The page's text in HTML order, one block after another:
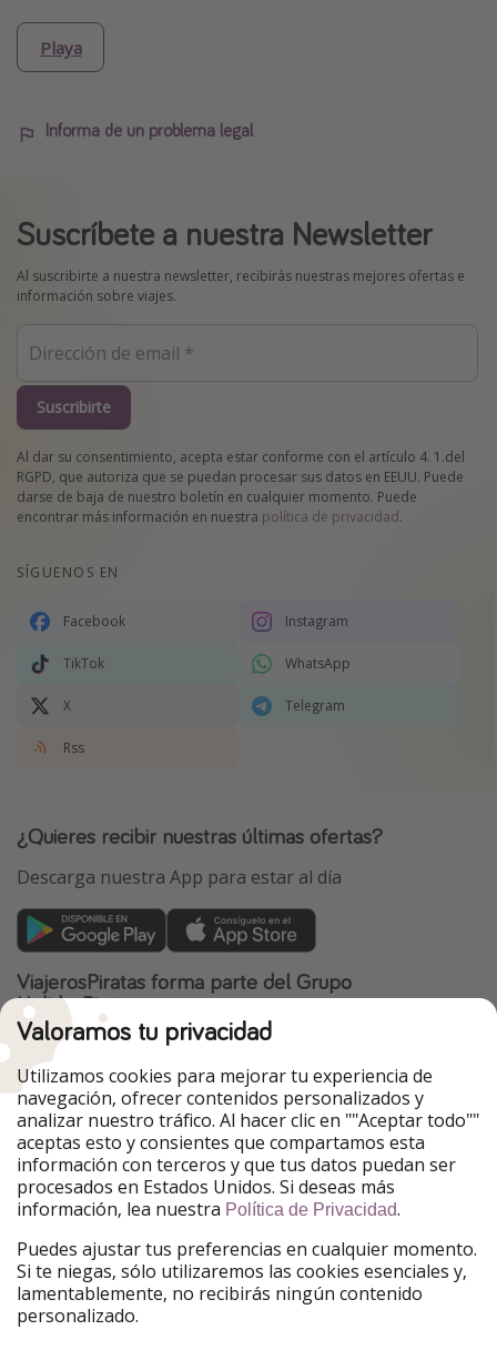
Playa
Informa de un problema legal
Suscríbete a nuestra Newsletter
Al suscribirte a nuestra newsletter, recibirás nuestras mejores ofertas e
información sobre viajes.
Suscribirte
Al dar su consentimiento, acepta estar conforme con el artículo 4. 1.del
RGPD, que autoriza que se puedan procesar sus datos en EEUU. Puede
darse de baja de nuestro boletín en cualquier momento. Puede
encontrar más información en nuestra política de privacidad.
SÍGUENOS EN
Facebook Instagram
TikTok WhatsApp
X Telegram
Rss
¿Quieres recibir nuestras últimas ofertas?
Descarga nuestra App para estar al día
ViajerosPiratas forma parte del Grupo
HolidayPirates
Nuestros mercados
PiratinViaggio
HolidayPirates
VakantiePiraten
WakacyjniPiraci
VoyagesPirates
Ferienpiraten
Urlaubspiraten
Urlaubspiraten
TravelPirates
Nuestro grupo
HolidayPirates Group
Conócenos mejor
Sobre ViajerosPiratas
Información legal
Valoramos tu privacidad
Utilizamos cookies para mejorar tu experiencia de
navegación, ofrecer contenidos personalizados y
analizar nuestro tráfico. Al hacer clic en ""Aceptar todo""
aceptas esto y consientes que compartamos esta
información con terceros y que tus datos puedan ser
procesados en Estados Unidos. Si deseas más
información, lea nuestra Política de Privacidad.
Puedes ajustar tus preferencias en cualquier momento.
Si te niegas, sólo utilizaremos las cookies esenciales y,
lamentablemente, no recibirás ningún contenido
personalizado.